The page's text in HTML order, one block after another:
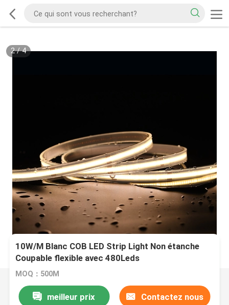
2/4
10W/M Blanc COB LED Strip Light Non étanche
Coupable flexible avec 480Leds
MOQ：500M
meilleur prix Contactez nous